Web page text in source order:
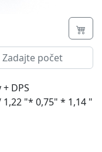
DPS
"* 0,75" * 1,14 "